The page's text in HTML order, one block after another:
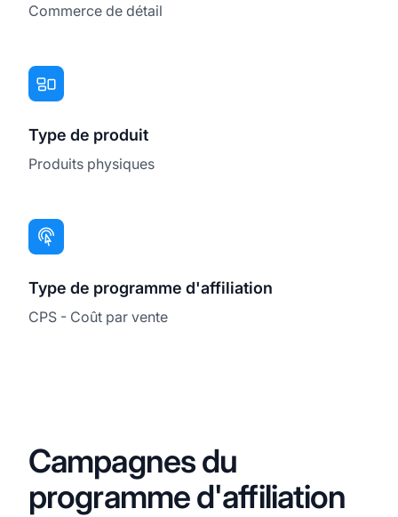
Commerce de détail
Type de produit
Produits physiques
Type de programme d'affiliation
CPS - Coût par vente
Campagnes du
programme d'affiliation